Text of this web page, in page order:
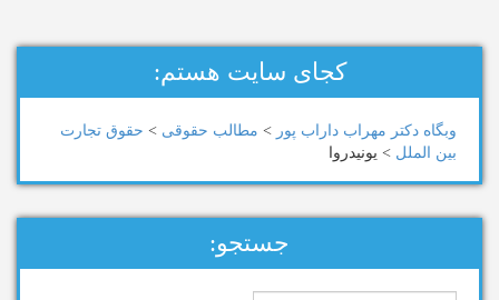
کجای سایت هستم:
وبگاه دكتر مهراب داراب پور>مطالب حقوقی>حقوق تجارت
بین الملل>یونیدروا
جستجو: